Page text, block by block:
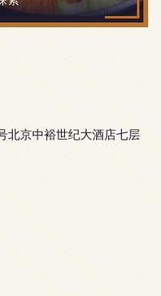
北京中裕世纪大酒店七层